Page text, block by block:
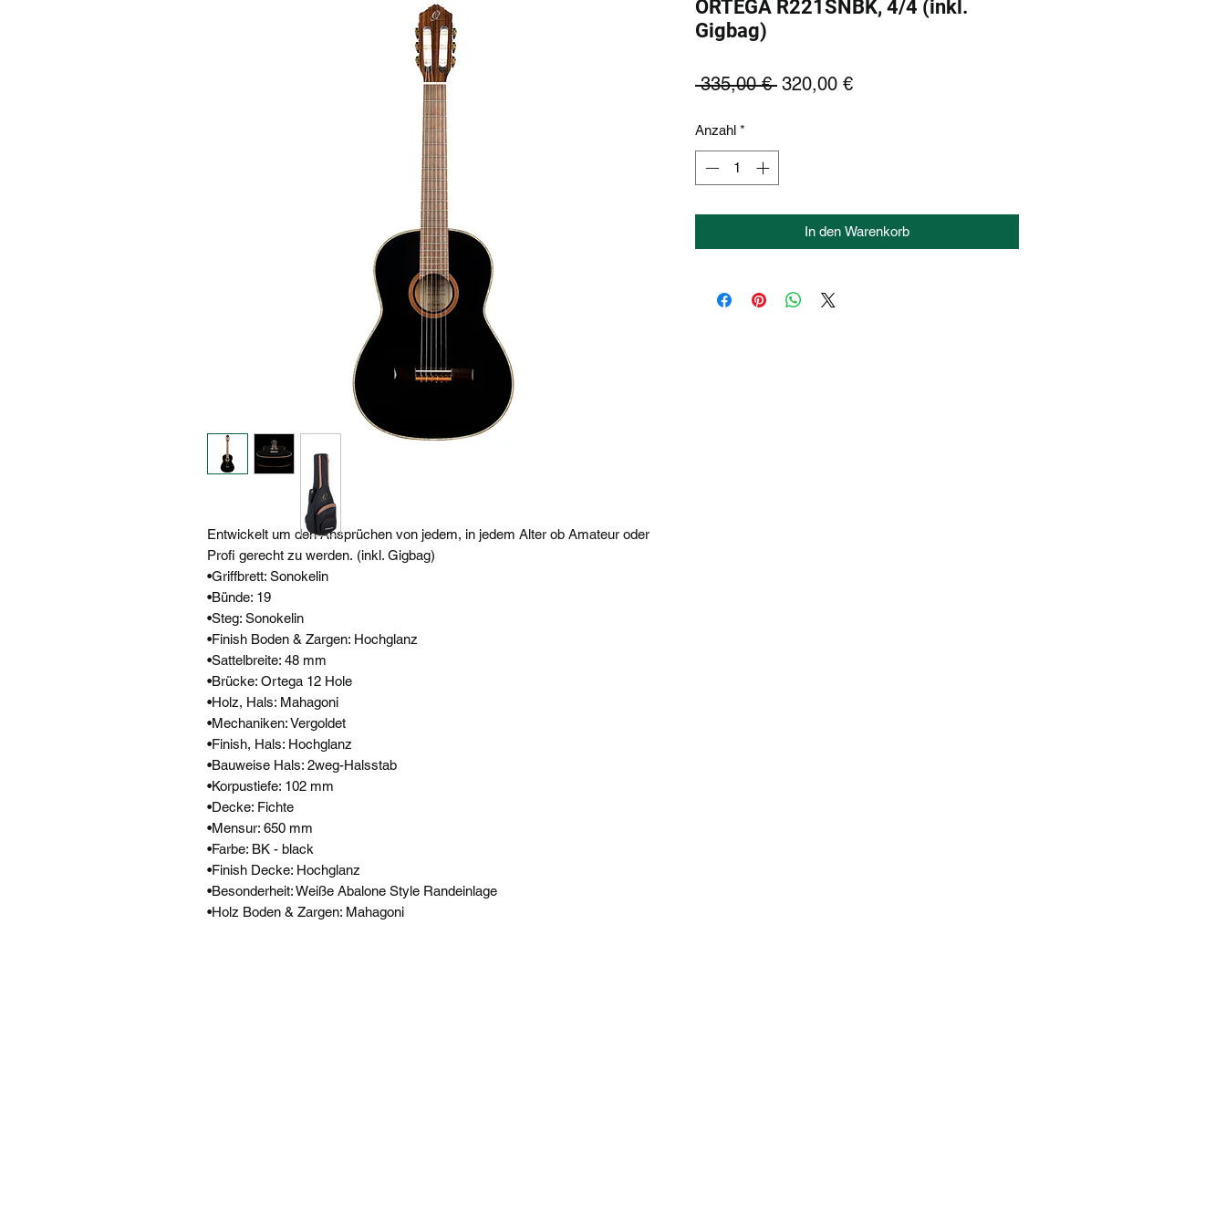
Entwickelt um den Ansprüchen von jedem, in jedem Alter ob Amateur oder
Profi gerecht zu werden. (inkl. Gigbag)
•Griffbrett: Sonokelin
•Bünde: 19
•Steg: Sonokelin
•Finish Boden & Zargen: Hochglanz
•Sattelbreite: 48 mm
•Brücke: Ortega 12 Hole
•Holz, Hals: Mahagoni
•Mechaniken: Vergoldet
•Finish, Hals: Hochglanz
•Bauweise Hals: 2weg-Halsstab
•Korpustiefe: 102 mm
•Decke: Fichte
•Mensur: 650 mm
•Farbe: BK - black
•Finish Decke: Hochglanz
•Besonderheit: Weiße Abalone Style Randeinlage
•Holz Boden & Zargen: Mahagoni
ORTEGA R221SNBK, 4/4 (inkl.
Gigbag)
335,00 € Standardpreis
320,00 €Sale-
Anzahl *
In den Warenkorb